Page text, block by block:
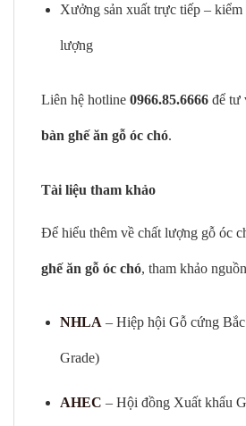
Xưởng sản xuất trực tiếp – kiểm
lượng
Liên hệ hotline 0966.85.6666 để tư
bàn ghế ăn gỗ óc chó.
Tài liệu tham khảo
Để hiểu thêm về chất lượng gỗ óc
ghế ăn gỗ óc chó, tham khảo
NHLA – Hiệp hội Gỗ cứng
Grade)
AHEC – Hội đồng Xuất khẩu